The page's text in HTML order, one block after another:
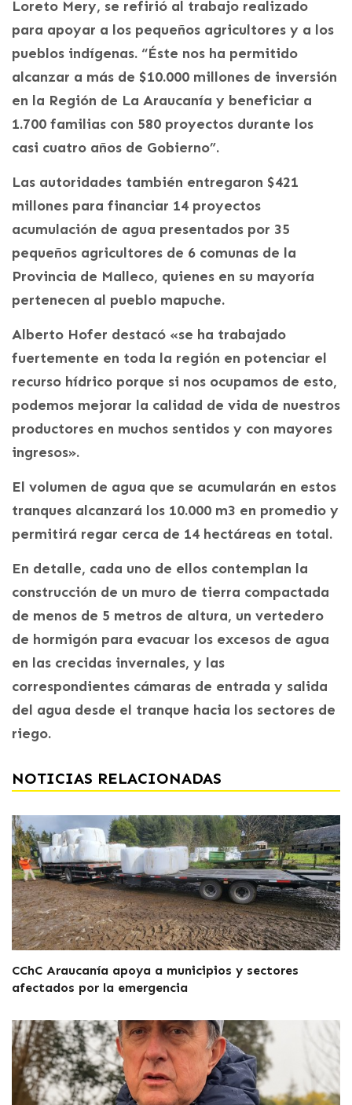
Loreto Mery, se refirió al trabajo realizado
para apoyar a los pequeños agricultores y a los
pueblos indígenas. “Éste nos ha permitido
alcanzar a más de $10.000 millones de inversión
en la Región de La Araucanía y beneficiar a
1.700 familias con 580 proyectos durante los
casi cuatro años de Gobierno”.
Las autoridades también entregaron $421
millones para financiar 14 proyectos
acumulación de agua presentados por 35
pequeños agricultores de 6 comunas de la
Provincia de Malleco, quienes en su mayoría
pertenecen al pueblo mapuche.
Alberto Hofer destacó «se ha trabajado
fuertemente en toda la región en potenciar el
recurso hídrico porque si nos ocupamos de esto,
podemos mejorar la calidad de vida de nuestros
productores en muchos sentidos y con mayores
ingresos».
El volumen de agua que se acumularán en estos
tranques alcanzará los 10.000 m3 en promedio y
permitirá regar cerca de 14 hectáreas en total.
En detalle, cada uno de ellos contemplan la
construcción de un muro de tierra compactada
de menos de 5 metros de altura, un vertedero
de hormigón para evacuar los excesos de agua
en las crecidas invernales, y las
correspondientes cámaras de entrada y salida
del agua desde el tranque hacia los sectores de
riego.
NOTICIAS RELACIONADAS
CChC Araucanía apoya a municipios y sectores
afectados por la emergencia